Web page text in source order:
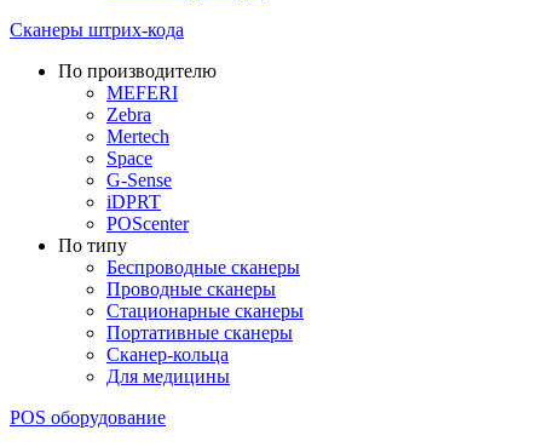
Сканеры штрих-кода
По производителю
MEFERI
Zebra
Mertech
Space
G-Sense
iDPRT
POScenter
По типу
Беспроводные сканеры
Проводные сканеры
Стационарные сканеры
Портативные сканеры
Сканер-кольца
Для медицины
POS оборудование